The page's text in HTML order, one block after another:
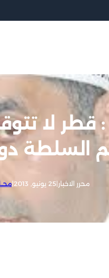
: قطر لا
السلطة
محرر الاخبار|25 يونيو, 2013 |